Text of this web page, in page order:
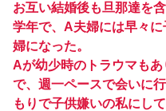
お互い結婚後も旦那達を
学年で、A夫婦には早々
婦になった。
Aが幼少時のトラウマも
で、週一ペースで会いに
もりで子供嫌いの私にし